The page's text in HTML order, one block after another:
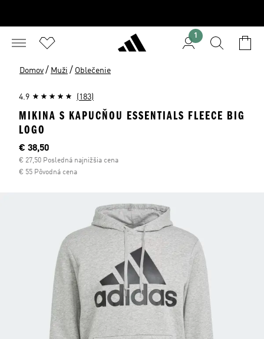
1
Domov / Muži / Oblečenie
4.9 (183)
MIKINA S KAPUCŇOU ESSENTIALS FLEECE BIG
LOGO
Aktuálna cena
€ 38,50
€ 27,50 Posledná najnižšia cena
€ 55 Pôvodná cena